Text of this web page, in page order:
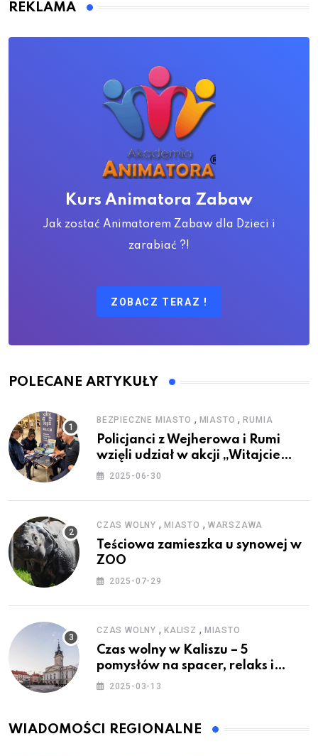
REKLAMA
Kurs Animatora Zabaw
Jak zostać Animatorem Zabaw dla Dzieci i
zarabiać ?!
ZOBACZ TERAZ !
POLECANE ARTYKUŁY
BEZPIECZNE MIASTO , MIASTO ,RUMIA
Policjanci z Wejherowa i Rumi
wzięli udział w akcji „Witajcie
Wakacje”
2025-06-30
CZAS WOLNY , MIASTO , WARSZAWA
Teściowa zamieszka u synowej w
ZOO
2025-07-29
CZAS WOLNY , KALISZ , MIASTO
Czas wolny w Kaliszu – 5
pomysłów na spacer, relaks i
rodzinne atrakcje
2025-03-13
WIADOMOŚCI REGIONALNE